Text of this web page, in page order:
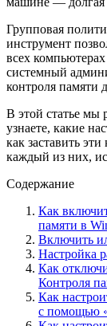
Групповая
инструмент
всех
системный
контроля памяти
В этой статье мы
узнаете, какие
как заставить
каждый из них,
Содержание
Как
памяти в
Включить
Настройка
Как
Контроля
Как
с помощью